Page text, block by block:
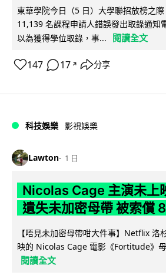
東華學院今日（5 日）大學聯招放榜之
11,139 名課程申請人錯誤發出取錄通知
以為獲得學位取錄，事...
閱讀全文
147 17 ↗ 分享
科技娛樂 影視娛樂
Lawton 1 日
Nicolas Cage 主演未上
遺失未加密母帶 被索償
【唔見未加密母帶咁大件事】Netflix 洛
映的 Nicolas Cage 電影《Fortitude》
閱讀全文